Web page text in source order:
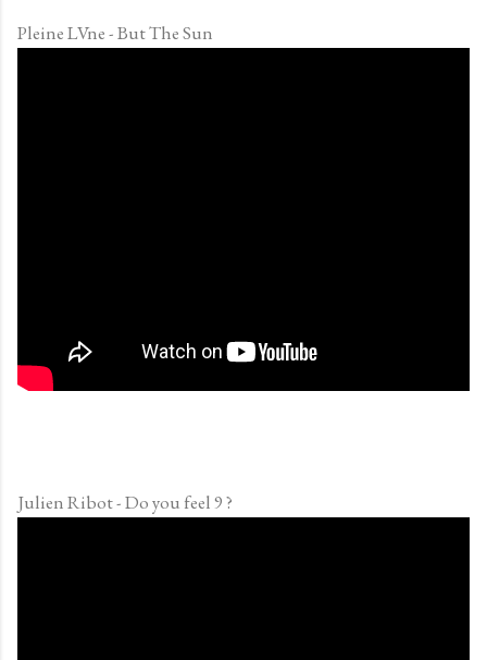
Pleine LVne - But The Sun
Julien Ribot - Do you feel 9 ?